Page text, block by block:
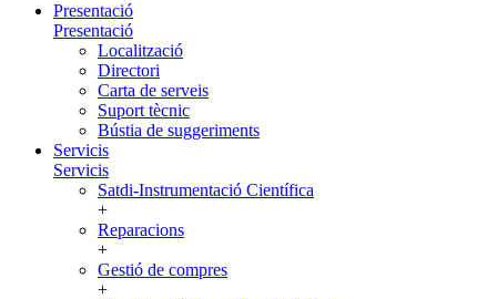
Presentació
Presentació
Localització
Directori
Carta de serveis
Suport tècnic
Bústia de suggeriments
Servicis
Servicis
Satdi-Instrumentació Científica
+
Reparacions
+
Gestió de compres
+